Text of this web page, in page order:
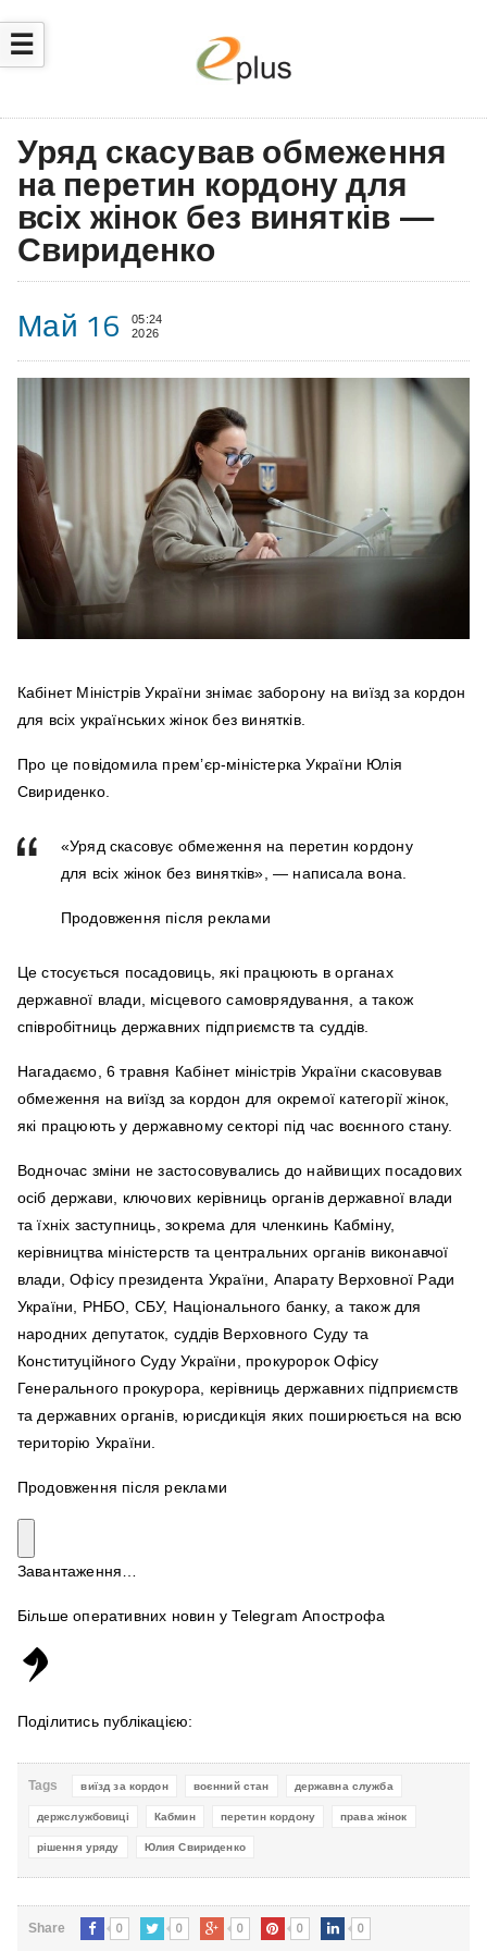
☰
Уряд скасував обмеження
на перетин кордону для
всіх жінок без винятків —
Свириденко
Май 16
05:24
2026
Кабінет Міністрів України знімає заборону на виїзд за кордон
для всіх українських жінок без винятків.
Про це повідомила прем’єр-міністерка України Юлія
Свириденко.
«Уряд скасовує обмеження на перетин кордону
для всіх жінок без винятків», — написала вона.
Продовження після реклами
Це стосується посадовиць, які працюють в органах
державної влади, місцевого самоврядування, а також
співробітниць державних підприємств та суддів.
Нагадаємо, 6 травня Кабінет міністрів України скасовував
обмеження на виїзд за кордон для окремої категорії жінок,
які працюють у державному секторі під час воєнного стану.
Водночас зміни не застосовувались до найвищих посадових
осіб держави, ключових керівниць органів державної влади
та їхніх заступниць, зокрема для членкинь Кабміну,
керівництва міністерств та центральних органів виконавчої
влади, Офісу президента України, Апарату Верховної Ради
України, РНБО, СБУ, Національного банку, а також для
народних депутаток, суддів Верховного Суду та
Конституційного Суду України, прокуророк Офісу
Генерального прокурора, керівниць державних підприємств
та державних органів, юрисдикція яких поширюється на всю
територію України.
Продовження після реклами
Завантаження…
Більше оперативних новин у Telegram Апострофа
Поділитись публікацією:
Tags виїзд за кордон воєнний стан державна служба
держслужбовиці Кабмин перетин кордону права жінок
рішення уряду Юлия Свириденко
Share 0 0 0 0 0